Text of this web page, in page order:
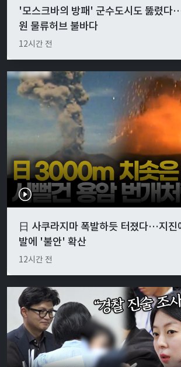
'모스크바의 방패' 군수도시도 뚫렸다
원 물류허브 불바다
12시간 전
日 사쿠라지마 폭발하듯 터졌다…지진
발에 '불안' 확산
12시간 전